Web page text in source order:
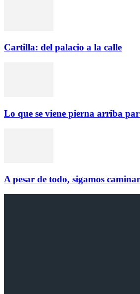
Cartilla: del palacio a la calle
Lo que se viene pierna arriba
A pesar de todo, sigamos